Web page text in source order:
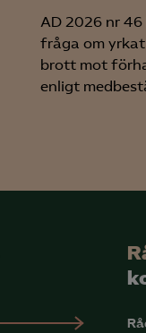
AD 2026 nr
fråga om
brott mot
enligt